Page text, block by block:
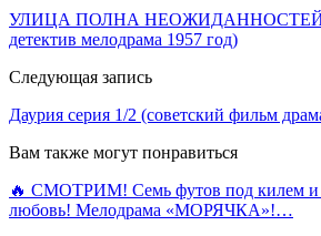
УЛИЦА ПОЛНА НЕОЖИДАННОСТЕЙ
детектив мелодрама 1957 год)
Следующая запись
Даурия серия 1/2 (советский фильм
Вам также могут понравиться
🔥 СМОТРИМ! Семь футов под килем и
любовь! Мелодрама «МОРЯЧКА»!…